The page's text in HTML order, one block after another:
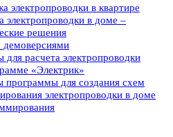
электропроводки в квартире
электропроводки в доме –
решения
расчета электропроводки
«Электрик»
программы для создания схем
электропроводки в доме